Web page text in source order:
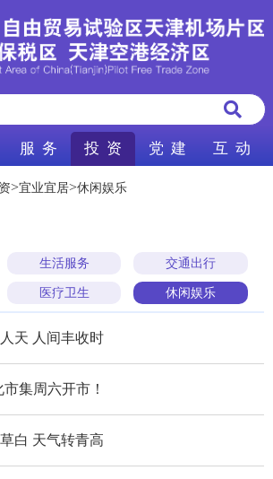
服 务 投 资 党 建 互 动
>宜业宜居>休闲娱乐
生活服务 交通出行
医疗卫生 休闲娱乐
天 人间丰收时
集周六开市！
白 天气转青高